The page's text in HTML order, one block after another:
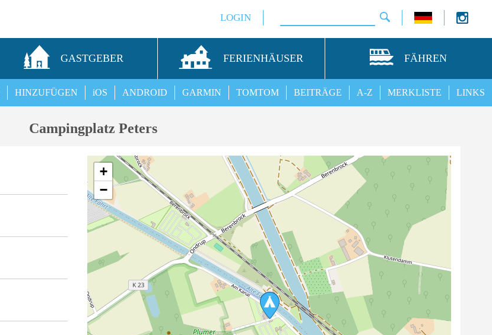
LOGIN
GASTGEBER FERIENHÄUSER FÄHREN
LINKS
MERKLISTE
A-Z
BEITRÄGE
TOMTOM
GARMIN
ANDROID
iOS
HINZUFÜGEN
Campingplatz Peters
+
−